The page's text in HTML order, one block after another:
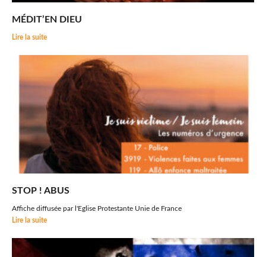
MÉDIT’EN DIEU
Lire la suite
STOP ! ABUS
Affiche diffusée par l'Eglise Protestante Unie de France
Lire la suite